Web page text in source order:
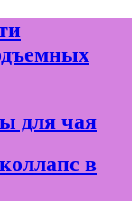
для чая
в